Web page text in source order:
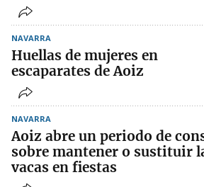
NAVARRA
Huellas de mujeres en
escaparates de Aoiz
NAVARRA
Aoiz abre un periodo de
sobre mantener o sustituir
vacas en fiestas